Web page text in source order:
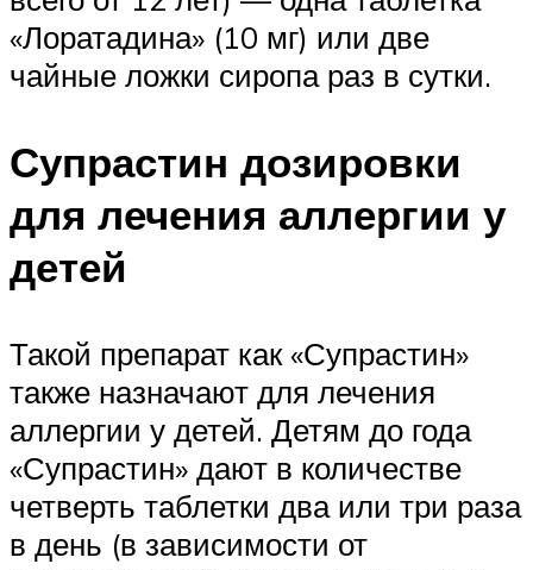
«Лоратадина» (10 мг) или две
чайные ложки сиропа раз в сутки.
Супрастин дозировки
для лечения аллергии у
детей
Такой препарат как «Супрастин»
также назначают для лечения
аллергии у детей. Детям до года
«Супрастин» дают в количестве
четверть таблетки два или три раза
в день (в зависимости от